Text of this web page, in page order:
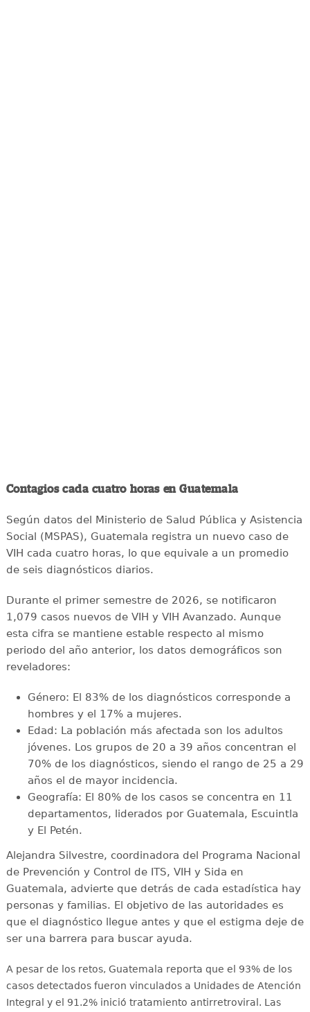
Contagios cada cuatro horas en Guatemala
Según datos del Ministerio de Salud Pública y Asistencia
Social (MSPAS), Guatemala registra un nuevo caso de
VIH cada cuatro horas, lo que equivale a un promedio
de seis diagnósticos diarios.
Durante el primer semestre de 2026, se notificaron
1,079 casos nuevos de VIH y VIH Avanzado. Aunque
esta cifra se mantiene estable respecto al mismo
periodo del año anterior, los datos demográficos son
reveladores:
Género: El 83% de los diagnósticos corresponde a
hombres y el 17% a mujeres.
Edad: La población más afectada son los adultos
jóvenes. Los grupos de 20 a 39 años concentran el
70% de los diagnósticos, siendo el rango de 25 a 29
años el de mayor incidencia.
Geografía: El 80% de los casos se concentra en 11
departamentos, liderados por Guatemala, Escuintla
y El Petén.
Alejandra Silvestre, coordinadora del Programa Nacional
de Prevención y Control de ITS, VIH y Sida en
Guatemala, advierte que detrás de cada estadística hay
personas y familias. El objetivo de las autoridades es
que el diagnóstico llegue antes y que el estigma deje de
ser una barrera para buscar ayuda.
A pesar de los retos, Guatemala reporta que el 93% de los
casos detectados fueron vinculados a Unidades de Atención
Integral y el 91.2% inició tratamiento antirretroviral . Las